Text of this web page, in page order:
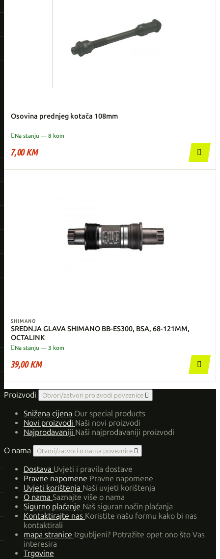
Osovina prednjeg kotača 108mm
Na stanju — 8 kom
7,00 KM 
SHIMANO
SREDNJA GLAVA SHIMANO BB-ES300, BSA, 68-121MM,
OCTALINK
Na stanju — 3 kom
39,00 KM 
Proizvodi Otvori/zatvori proizvodi poveznice 
Snižena cijena Our special products
Novi proizvodi Naši novi proizvodi
Najprodavaniji Naši najprodavaniji proizvodi
O nama
Otvori/zatvori o nama poveznice 
Dostava Uvjeti i pravila dostave
Pravne napomene Pravne napomene
Uvjeti korištenja Naši uvjeti korištenja
O nama Saznajte više o nama
Sigurno plaćanje Naš siguran način plaćanja
Kontaktirajte nas Koristite našu formu kako bi nas
kontaktirali
mapa stranice Izgubljeni? Potražite opet ono što Vas
interesira
Trgovine